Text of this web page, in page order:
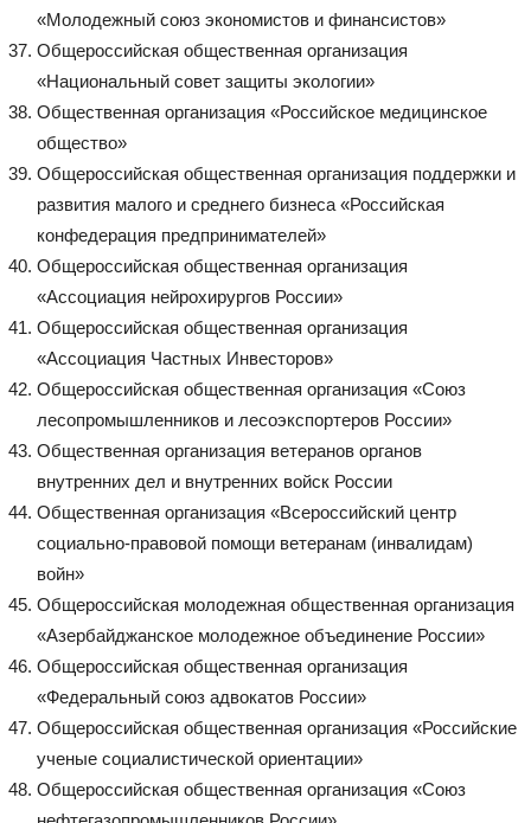
«Молодежный союз экономистов и финансистов»
Общероссийская общественная организация
«Национальный совет защиты экологии»
Общественная организация «Российское медицинское
общество»
Общероссийская общественная организация поддержки и
развития малого и среднего бизнеса «Российская
конфедерация предпринимателей»
Общероссийская общественная организация
«Ассоциация нейрохирургов России»
Общероссийская общественная организация
«Ассоциация Частных Инвесторов»
Общероссийская общественная организация «Союз
лесопромышленников и лесоэкспортеров России»
Общественная организация ветеранов органов
внутренних дел и внутренних войск России
Общественная организация «Всероссийский центр
социально-правовой помощи ветеранам (инвалидам)
войн»
Общероссийская молодежная общественная организация
«Азербайджанское молодежное объединение России»
Общероссийская общественная организация
«Федеральный союз адвокатов России»
Общероссийская общественная организация «Российские
ученые социалистической ориентации»
Общероссийская общественная организация «Союз